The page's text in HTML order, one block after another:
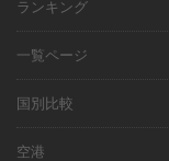
ランキング
一覧ページ
国別比較
空港